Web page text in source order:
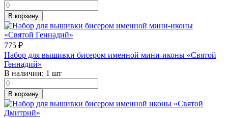
В корзину
775 ₽
Набор для вышивки бисером именной мини-иконы «Святой
Геннадий»
В наличии: 1 шт
В корзину